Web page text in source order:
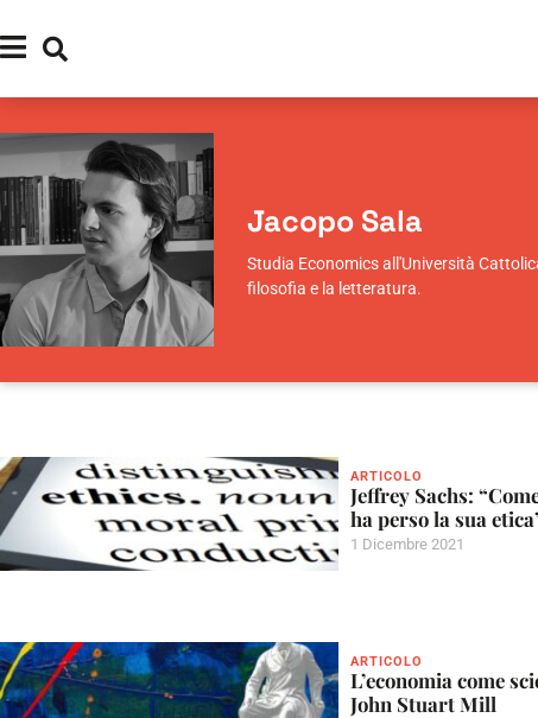
Jacopo Sala
Studia Economics all'Università
filosofia e la letteratura.
ARTICOLO
Jeffrey Sachs:
ha perso la sua
1 Dicembre 2021
ARTICOLO
L’economia come
John Stuart Mill